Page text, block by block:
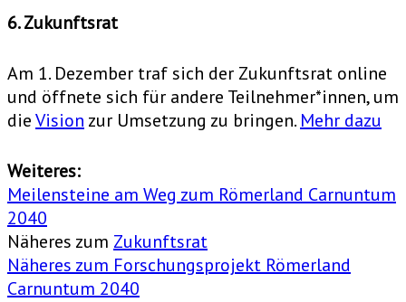
6. Zukunftsrat
Am 1. Dezember traf sich der Zukunftsrat online
und öffnete sich für andere Teilnehmer*innen, um
dieVision zur Umsetzung zu bringen. Mehr dazu
Weiteres:
Meilensteine am Weg zum Römerland Carnuntum
2040
Näheres zum Zukunftsrat
Näheres zum Forschungsprojekt Römerland
Carnuntum 2040